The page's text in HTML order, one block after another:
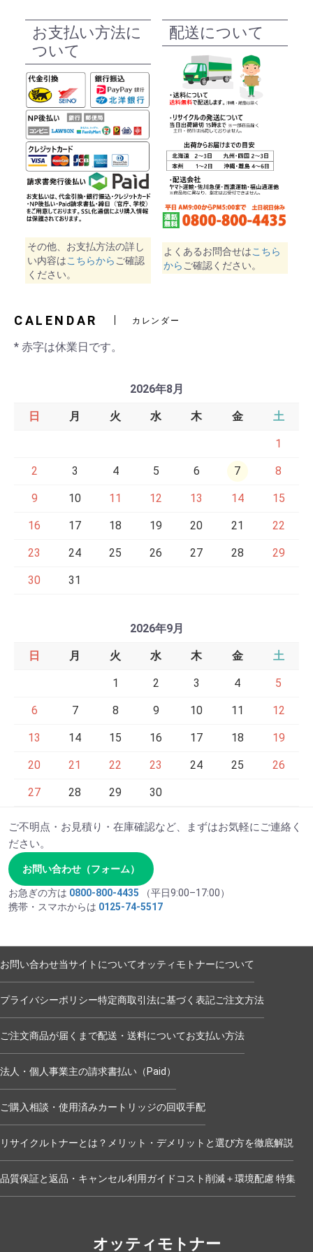
お支払い方法に
ついて
その他、お支払方法の詳し
い内容はこちらから ご確認
ください。
配送について
よくあるお問合せはこちら
から ご確認ください。
CALENDAR カレンダー
* 赤字は休業日です。
2026年8月
日 月 火 水 木 金 土
1
2 3 4 5 6 7 8
9 10 11 12 13 14 15
16 17 18 19 20 21 22
23 24 25 26 27 28 29
30 31
2026年9月
日 月 火 水 木 金 土
1 2 3 4 5
6 7 8 9 10 11 12
13 14 15 16 17 18 19
20 21 22 23 24 25 26
27 28 29 30
ご不明点・お見積り・在庫確認など、まずはお気軽にご連絡く
ださい。
お問い合わせ（フォーム）
お急ぎの方は 0800-800-4435 （平日9:00–17:00）
携帯・スマホからは 0125-74-5517
お問い合わせ当サイトについてオッティモトナーについて
プライバシーポリシー特定商取引法に基づく表記ご注文方法
ご注文商品が届くまで配送・送料についてお支払い方法
法人・個人事業主の請求書払い（Paid）
ご購入相談・使用済みカートリッジの回収手配
リサイクルトナーとは？メリット・デメリットと選び方を徹底解説
品質保証と返品・キャンセル利用ガイド コスト削減＋環境配慮 特集
オッティモトナー